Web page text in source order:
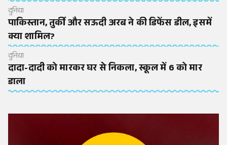
दुनिया
पाकिस्तान, तुर्की और सऊदी अरब ने की डिफेंस डील, इसमें
क्या शामिल?
दुनिया
दादा-दादी को मारकर घर से निकला, स्कूल में 6 को मार
डाला